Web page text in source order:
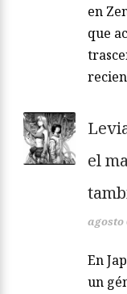
en
que
el
agosto
En
un